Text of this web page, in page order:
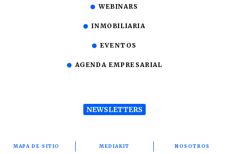
WEBINARS
INMOBILIARIA
EVENTOS
AGENDA EMPRESARIAL
NEWSLETTERS
MAPA DE SITIO MEDIAKIT NOSOTROS